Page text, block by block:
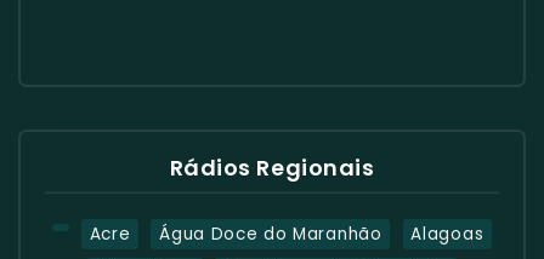
Rádios Regionais
Acre Água Doce do Maranhão
Alagoas